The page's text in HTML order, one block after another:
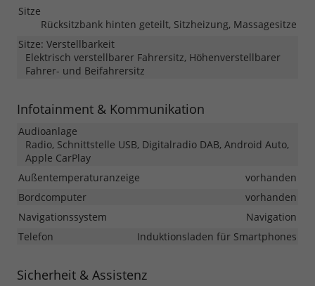
Sitze
Rücksitzbank hinten geteilt, Sitzheizung, Massagesitze
Sitze: Verstellbarkeit
Elektrisch verstellbarer Fahrersitz, Höhenverstellbarer
Fahrer- und Beifahrersitz
Infotainment & Kommunikation
Audioanlage
Radio, Schnittstelle USB, Digitalradio DAB, Android Auto,
Apple CarPlay
Außentemperaturanzeige
vorhanden
Bordcomputer
vorhanden
Navigationssystem
Navigation
Telefon
Induktionsladen für Smartphones
Sicherheit & Assistenz